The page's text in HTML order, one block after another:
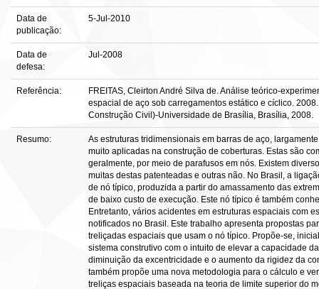
Data de
publicação:
5-Jul-2010
Data de
defesa:
Jul-2008
Referência:
FREITAS, Cleirton André Silva de. Análise teórico-
espacial de aço sob carregamentos estático e cíclico.
Construção Civil)-Universidade de Brasília, Brasília, 2008.
Resumo:
As estruturas tridimensionais em barras de aço,
muito aplicadas na construção de coberturas. Estas são
geralmente, por meio de parafusos em nós. Existem
muitas destas patenteadas e outras não. No Brasil, a
de nó típico, produzida a partir do amassamento das
de baixo custo de execução. Este nó típico é também
Entretanto, vários acidentes em estruturas espaciais com
notificados no Brasil. Este trabalho apresenta propostas
treliçadas espaciais que usam o nó típico. Propõe-se,
sistema construtivo com o intuito de elevar a capacidade
diminuição da excentricidade e o aumento da rigidez da
também propõe uma nova metodologia para o cálculo e
treliças espaciais baseada na teoria de limite superior do